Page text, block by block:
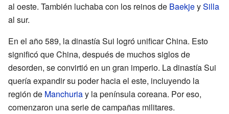
al oeste. También luchaba con los reinos de BaekjeySilla
al sur.
En el año 589, la dinastía Sui logró unificar China. Esto
significó que China, después de muchos siglos de
desorden, se convirtió en un gran imperio. La dinastía Sui
quería expandir su poder hacia el este, incluyendo la
región de Manchuriay la península coreana. Por eso,
comenzaron una serie de campañas militares.